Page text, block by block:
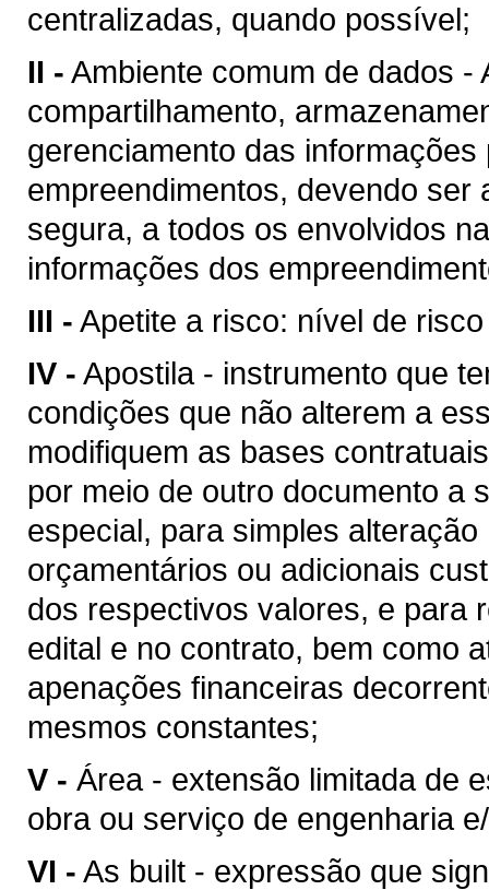
centralizadas, quando possível;
II - Ambiente comum de dados
compartilhamento,
gerenciamento das
empreendimentos, devendo
segura, a todos os envolvidos
informações dos
III - Apetite a risco: nível de
IV - Apostila - instrumento que
condições que não alterem a
modifiquem as bases
por meio de outro documento a
especial, para simples
orçamentários ou adicionais
dos respectivos valores, e para
edital e no contrato, bem como
apenações financeiras
mesmos constantes;
V - Área - extensão limitada de
obra ou serviço de engenharia
VI - As built - expressão que